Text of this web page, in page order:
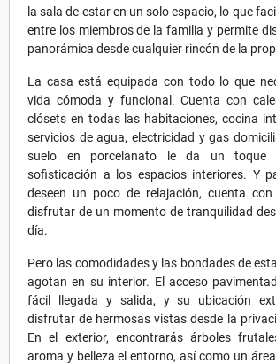
la sala de estar en un solo espacio, lo que
entre los miembros de la familia y permite
panorámica desde cualquier rincón de la
La casa está equipada con todo lo que
vida cómoda y funcional. Cuenta con
clósets en todas las habitaciones, cocina
servicios de agua, electricidad y gas
suelo en porcelanato le da un toque
sofisticación a los espacios interiores. Y
deseen un poco de relajación, cuenta
disfrutar de un momento de tranquilidad
día.
Pero las comodidades y las bondades de
agotan en su interior. El acceso
fácil llegada y salida, y su ubicación
disfrutar de hermosas vistas desde la
En el exterior, encontrarás árboles
aroma y belleza el entorno, así como un